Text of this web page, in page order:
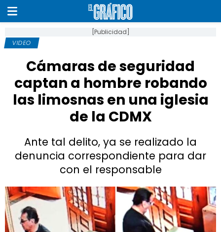
[Publicidad]
VIDEO
Cámaras de seguridad
captan a hombre robando
las limosnas en una iglesia
de la CDMX
Ante tal delito, ya se realizado la
denuncia correspondiente para dar
con el responsable